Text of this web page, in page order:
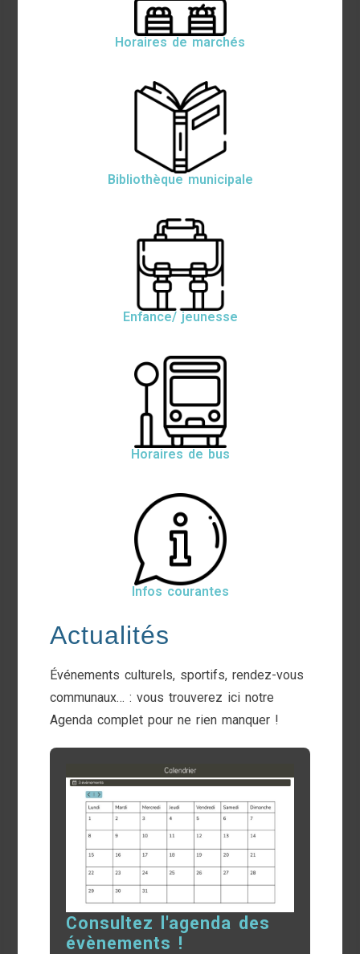
Horaires de marchés
Bibliothèque municipale
Enfance/ jeunesse
Horaires de bus
Infos courantes
Actualités
Événements culturels, sportifs, rendez-vous
communaux… : vous trouverez ici notre
Agenda complet pour ne rien manquer !
Consultez l'agenda des
évènements !